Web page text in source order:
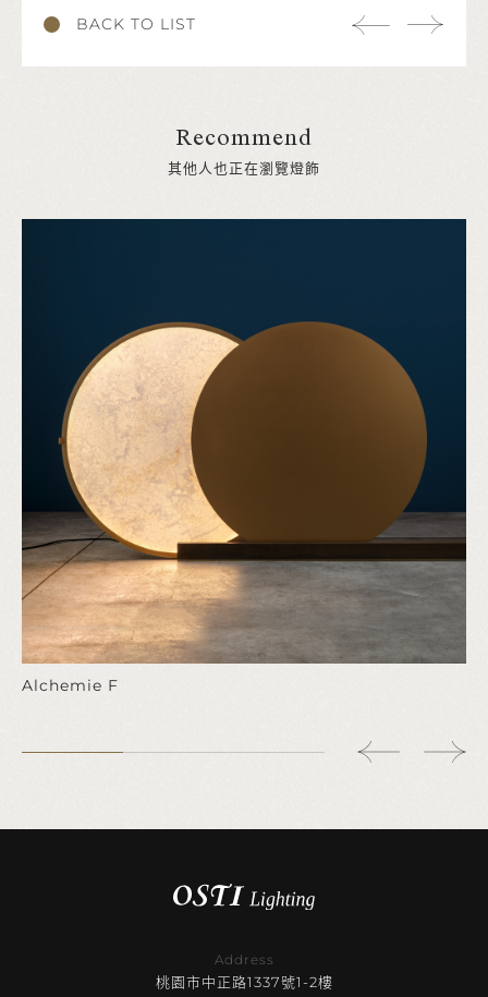
BACK TO LIST
Recommend
其他人也正在瀏覽燈飾
Alchemie F
Address
桃園市中正路1337號1-2樓